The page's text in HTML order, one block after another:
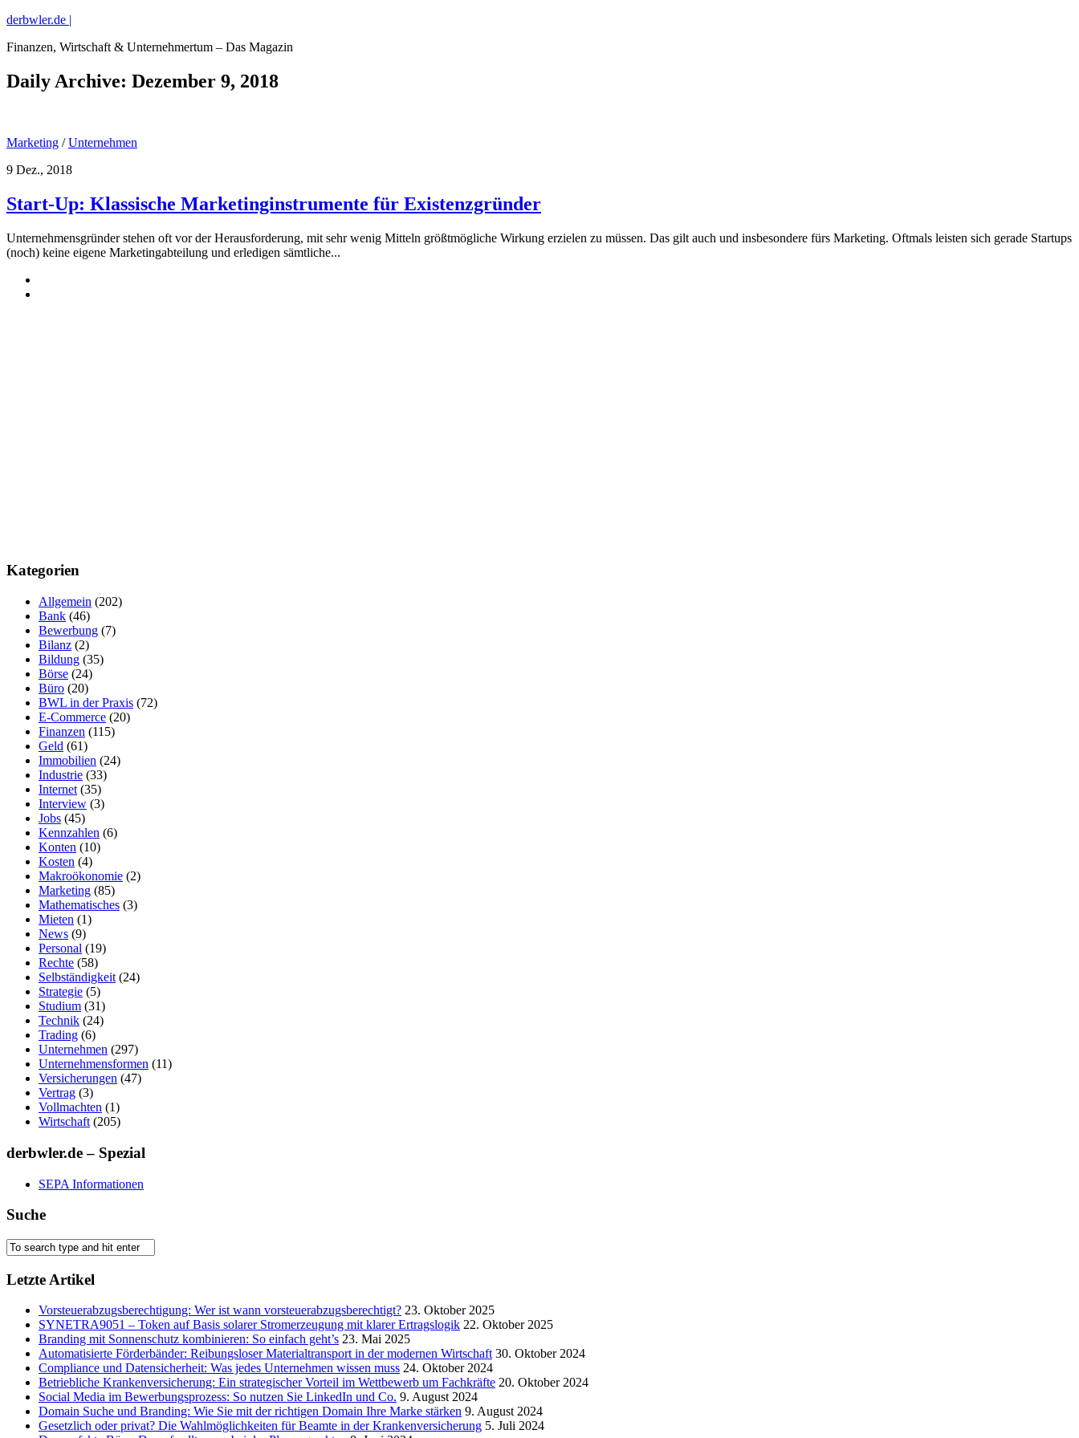
derbwler.de |
Finanzen, Wirtschaft & Unternehmertum – Das Magazin
Daily Archive: Dezember 9, 2018
Marketing /Unternehmen
9 Dez., 2018
Start-Up: Klassische Marketinginstrumente für Existenzgründer
Unternehmensgründer stehen oft vor der Herausforderung, mit sehr wenig Mitteln größtmögliche Wirkung erzielen zu müssen. Das gilt auch und insbesondere fürs Marketing. Oftmals leisten sich gerade Startups
(noch) keine eigene Marketingabteilung und erledigen sämtliche...
Kategorien
Allgemein (202)
Bank (46)
Bewerbung (7)
Bilanz (2)
Bildung (35)
Börse (24)
Büro (20)
BWL in der Praxis (72)
E-Commerce (20)
Finanzen (115)
Geld (61)
Immobilien (24)
Industrie (33)
Internet (35)
Interview (3)
Jobs (45)
Kennzahlen (6)
Konten (10)
Kosten (4)
Makroökonomie (2)
Marketing (85)
Mathematisches (3)
Mieten (1)
News (9)
Personal (19)
Rechte (58)
Selbständigkeit (24)
Strategie (5)
Studium (31)
Technik (24)
Trading (6)
Unternehmen (297)
Unternehmensformen (11)
Versicherungen (47)
Vertrag (3)
Vollmachten (1)
Wirtschaft (205)
derbwler.de – Spezial
SEPA Informationen
Suche
Letzte Artikel
Vorsteuerabzugsberechtigung: Wer ist wann vorsteuerabzugsberechtigt? 23. Oktober 2025
SYNETRA9051 – Token auf Basis solarer Stromerzeugung mit klarer Ertragslogik 22. Oktober 2025
Branding mit Sonnenschutz kombinieren: So einfach geht’s 23. Mai 2025
Automatisierte Förderbänder: Reibungsloser Materialtransport in der modernen Wirtschaft 30. Oktober 2024
Compliance und Datensicherheit: Was jedes Unternehmen wissen muss 24. Oktober 2024
Betriebliche Krankenversicherung: Ein strategischer Vorteil im Wettbewerb um Fachkräfte 20. Oktober 2024
Social Media im Bewerbungsprozess: So nutzen Sie LinkedIn und Co. 9. August 2024
Domain Suche und Branding: Wie Sie mit der richtigen Domain Ihre Marke stärken 9. August 2024
Gesetzlich oder privat? Die Wahlmöglichkeiten für Beamte in der Krankenversicherung 5. Juli 2024